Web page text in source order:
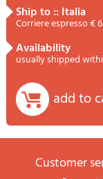
ship to :: Italia
Corriere espresso €
availability
usually shipped
add to
Customer